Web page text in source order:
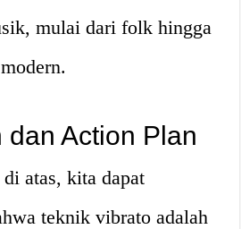
mulai dari folk hingga
dan Action Plan
atas, kita dapat
teknik vibrato adalah